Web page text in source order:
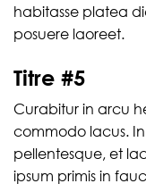
habitasse platea
posuere laoreet.
Titre #5
Curabitur in arcu
commodo lacus.
pellentesque, et
ipsum primis in